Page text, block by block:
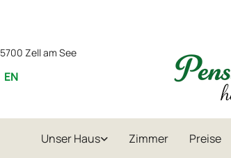
Zell am See
EN
Unser Haus Zimmer Preise